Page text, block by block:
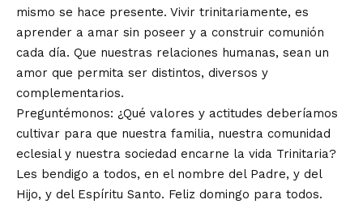
mismo se hace presente. Vivir trinitariamente, es
aprender a amar sin poseer y a construir comunión
cada día. Que nuestras relaciones humanas, sean un
amor que permita ser distintos, diversos y
complementarios.
Preguntémonos: ¿Qué valores y actitudes deberíamos
cultivar para que nuestra familia, nuestra comunidad
eclesial y nuestra sociedad encarne la vida Trinitaria?
Les bendigo a todos, en el nombre del Padre, y del
Hijo, y del Espíritu Santo. Feliz domingo para todos.